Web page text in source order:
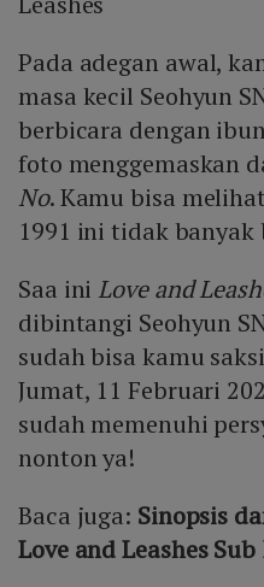
Pada adegan awal,
masa kecil Seohyun
berbicara dengan
foto menggemaskan
No. Kamu bisa
1991 ini tidak banyak
Saa ini Love and
dibintangi Seohyun
sudah bisa kamu
Jumat, 11 Februari
sudah memenuhi
nonton ya!
Baca juga: Sinopsis
Love and Leashes